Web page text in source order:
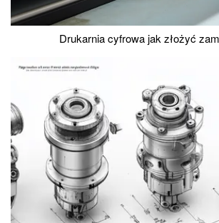
Drukarnia cyfrowa jak złożyć